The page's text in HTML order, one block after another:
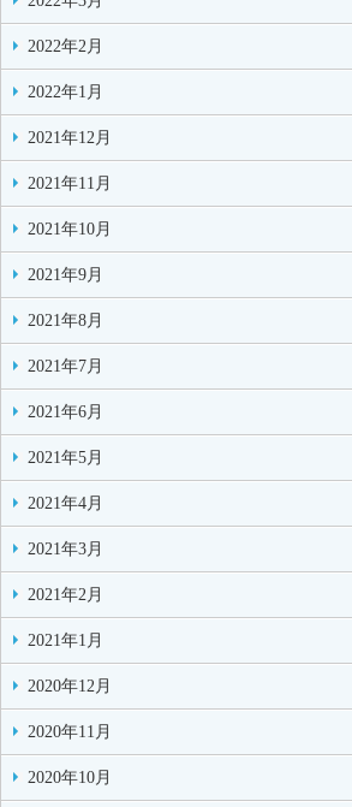
2022年2月
2022年1月
2021年12月
2021年11月
2021年10月
2021年9月
2021年8月
2021年7月
2021年6月
2021年5月
2021年4月
2021年3月
2021年2月
2021年1月
2020年12月
2020年11月
2020年10月